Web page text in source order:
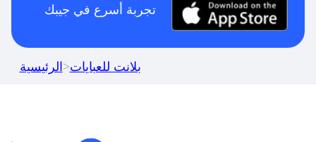
تجربة أسرع في جيبك
الرئيسية>بلانت للعبايات